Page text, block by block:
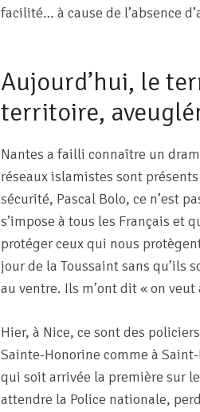
facilité… à cause de l’absence
Aujourd’hui, le
territoire,
Nantes a failli connaître un
réseaux islamistes sont
sécurité, Pascal Bolo, ce n’est
s’impose à tous les Français et
protéger ceux qui nous
jour de la Toussaint sans qu’ils
au ventre. Ils m’ont dit « on
Hier, à Nice, ce sont des
Sainte-Honorine comme à
qui soit arrivée la première sur
attendre la Police nationale,